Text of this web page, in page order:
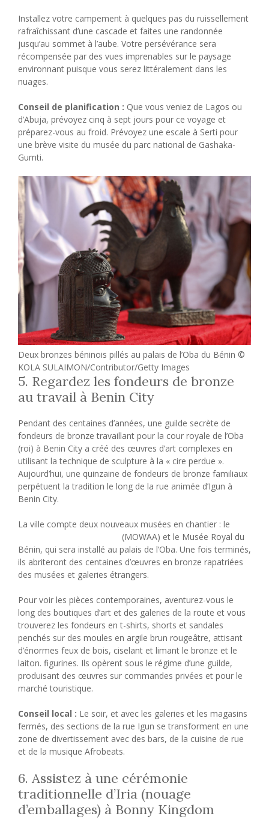
Installez votre campement à quelques pas du ruissellement
rafraîchissant d’une cascade et faites une randonnée
jusqu’au sommet à l’aube. Votre persévérance sera
récompensée par des vues imprenables sur le paysage
environnant puisque vous serez littéralement dans les
nuages.
Conseil de planification : Que vous veniez de Lagos ou
d’Abuja, prévoyez cinq à sept jours pour ce voyage et
préparez-vous au froid. Prévoyez une escale à Serti pour
une brève visite du musée du parc national de Gashaka-
Gumti.
Deux bronzes béninois pillés au palais de l’Oba du Bénin ©
KOLA SULAIMON/Contributor/Getty Images
5. Regardez les fondeurs de bronze
au travail à Benin City
Pendant des centaines d’années, une guilde secrète de
fondeurs de bronze travaillant pour la cour royale de l’Oba
(roi) à Benin City a créé des œuvres d’art complexes en
utilisant la technique de sculpture à la « cire perdue ».
Aujourd’hui, une quinzaine de fondeurs de bronze familiaux
perpétuent la tradition le long de la rue animée d’Igun à
Benin City.
La ville compte deux nouveaux musées en chantier : le
(MOWAA) et le Musée Royal du
Bénin, qui sera installé au palais de l’Oba. Une fois terminés,
ils abriteront des centaines d’œuvres en bronze rapatriées
des musées et galeries étrangers.
Pour voir les pièces contemporaines, aventurez-vous le
long des boutiques d’art et des galeries de la route et vous
trouverez les fondeurs en t-shirts, shorts et sandales
penchés sur des moules en argile brun rougeâtre, attisant
d’énormes feux de bois, ciselant et limant le bronze et le
laiton. figurines. Ils opèrent sous le régime d’une guilde,
produisant des œuvres sur commandes privées et pour le
marché touristique.
Conseil local : Le soir, et avec les galeries et les magasins
fermés, des sections de la rue Igun se transforment en une
zone de divertissement avec des bars, de la cuisine de rue
et de la musique Afrobeats.
6. Assistez à une cérémonie
traditionnelle d’Iria (nouage
d’emballages) à Bonny Kingdom